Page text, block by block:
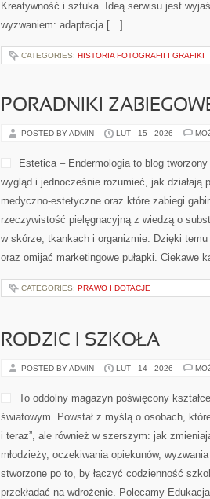
Kreatywność i sztuka. Ideą serwisu jest
wyzwaniem: adaptacja […]
CATEGORIES: HISTORIA FOTOGRAFII I GRAFIKI
PORADNIKI
POSTED BY ADMIN LUT - 15 - 2026
Estetica – Endermologia to blog
wygląd i jednocześnie rozumieć, jak działają
medyczno-estetyczne oraz które zabiegi
rzeczywistość pielęgnacyjną z wiedzą o
w skórze, tkankach i organizmie. Dzięki
oraz omijać marketingowe pułapki. Ciekawe
CATEGORIES: PRAWO I DOTACJE
RODZIC I SZKOŁA
POSTED BY ADMIN LUT - 14 - 2026
To oddolny magazyn poświęcony
światowym. Powstał z myślą o osobach,
i teraz”, ale również w szerszym: jak
młodzieży, oczekiwania opiekunów,
stworzone po to, by łączyć codzienność
przekładać na wdrożenie. Polecamy